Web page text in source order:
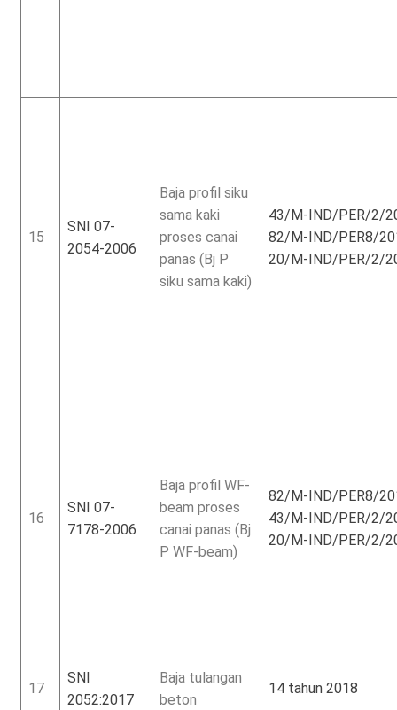
15
SNI 07-
2054-2006
Baja profil siku
sama kaki
proses canai
panas (Bj P
siku sama kaki)
43/M-IND/PER/2/
82/M-IND/PER8/
20/M-IND/PER/2/
16
SNI 07-
7178-2006
Baja profil WF-
beam proses
canai panas (Bj
P WF-beam)
82/M-IND/PER8/
43/M-IND/PER/2/
20/M-IND/PER/2/
17
SNI
2052:2017
Baja tulangan
beton
14 tahun 2018